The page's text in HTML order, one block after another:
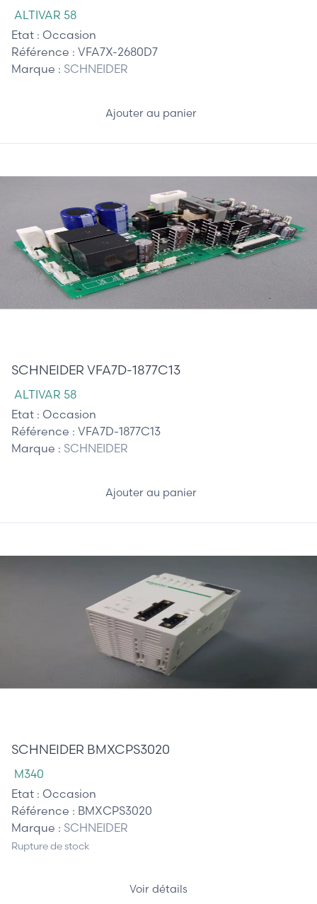
ALTIVAR 58
Etat : Occasion
Référence : VFA7X-2680D7
Marque : SCHNEIDER
Ajouter au panier
SCHNEIDER VFA7D-1877C13
ALTIVAR 58
Etat : Occasion
Référence : VFA7D-1877C13
Marque : SCHNEIDER
Ajouter au panier
SCHNEIDER BMXCPS3020
M340
Etat : Occasion
Référence : BMXCPS3020
Marque : SCHNEIDER
Rupture de stock
Voir détails